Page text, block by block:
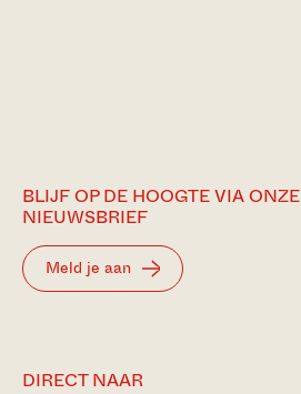
BLIJF OP DE HOOGTE VIA ONZE
NIEUWSBRIEF
Meld je aan
DIRECT NAAR